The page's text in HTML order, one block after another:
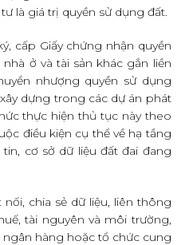
là giá trị quyền sử dụng đất.
cấp Giấy chứng nhận quyền
ở và tài sản khác gắn liền
nhượng quyền sử dụng
dựng trong các dự án phát
thực hiện thủ tục này theo
điều kiện cụ thể về hạ tầng
cơ sở dữ liệu đất đai đang
chia sẻ dữ liệu, liên thông
tài nguyên và môi trường,
hàng hoặc tổ chức cung